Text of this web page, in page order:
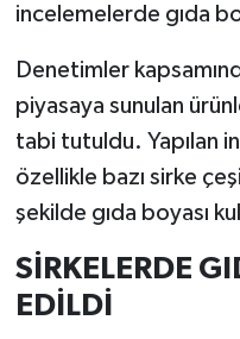
incelemelerde gıda
Denetimler
piyasaya sunulan
tabi tutuldu. Yapılan
özellikle bazı sirke
şekilde gıda boyası
SİRKELERDE
EDİLDİ
Kültür Sanat
Magazin
Otomobil
Pazarlar